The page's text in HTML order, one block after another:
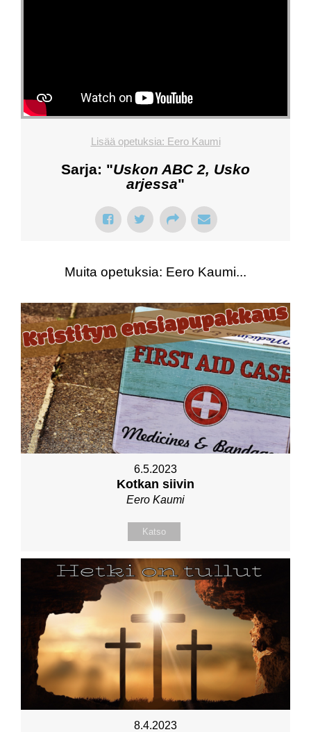
Lisää opetuksia: Eero Kaumi
Sarja: "Uskon ABC 2, Usko
arjessa"
Muita opetuksia: Eero Kaumi...
6.5.2023
Kotkan siivin
Eero Kaumi
Katso
8.4.2023